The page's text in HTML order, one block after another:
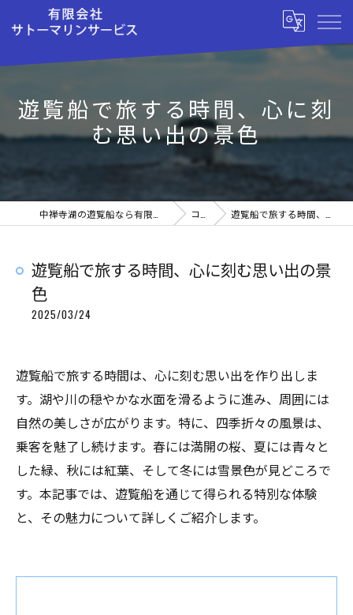
遊覧船で旅する時間、心に刻
む思い出の景色
コラム 遊覧船で旅する時間、心に刻む思い出の景色
遊覧船で旅する時間、心に刻む思い出の景
色
2025/03/24
遊覧船で旅する時間は、心に刻む思い出を作り出しま
す。湖や川の穏やかな水面を滑るように進み、周囲には
自然の美しさが広がります。特に、四季折々の風景は、
乗客を魅了し続けます。春には満開の桜、夏には青々と
した緑、秋には紅葉、そして冬には雪景色が見どころで
す。本記事では、遊覧船を通じて得られる特別な体験
と、その魅力について詳しくご紹介します。